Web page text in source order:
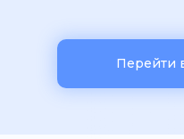
Перейти